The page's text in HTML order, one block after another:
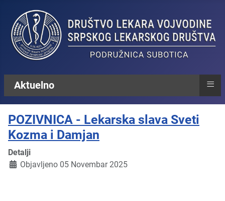
Aktuelno ≡
POZIVNICA - Lekarska slava Sveti
Kozma i Damjan
Detalji
Objavljeno 05 Novembar 2025